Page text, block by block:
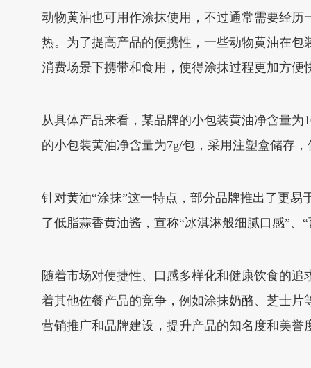
动物黄油也可用作涂抹使用，不过通常需要经
热。为了提高产品的便携性，一些动物黄油在
消费场景下携带和食用，使得涂抹过程更加方便
从具体产品来看，某品牌的小包装黄油净含量为
的小包装黄油净含量为7g/包，采用注塑盒储存
针对黄油“涂抹”这一特点，部分品牌推出了更
了低脂蒜香黄油酱，宣称“冰淇淋般细腻口感”、
随着市场对便捷性、口感多样化和健康饮食的
着其他佐餐产品的竞争，例如涂抹奶酪、芝士
营销推广和品牌建设，提升产品的知名度和美誉